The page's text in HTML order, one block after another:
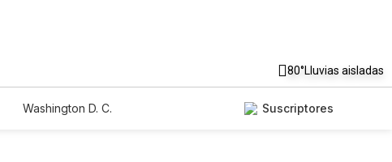
80°Lluvias aisladas
Washington D. C.
Suscriptores